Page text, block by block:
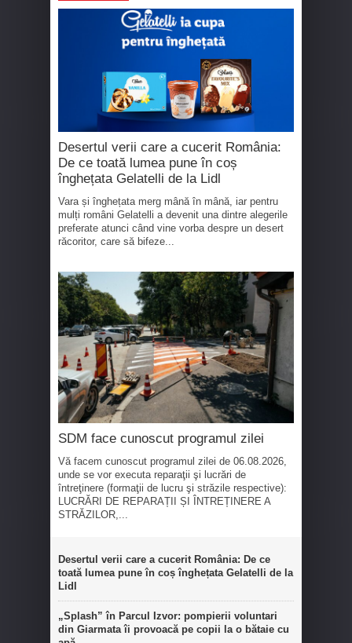
Desertul verii care a cucerit România:
De ce toată lumea pune în coș
înghețata Gelatelli de la Lidl
Vara și înghețata merg mână în mână, iar pentru
mulți români Gelatelli a devenit una dintre alegerile
preferate atunci când vine vorba despre un desert
răcoritor, care să bifeze...
SDM face cunoscut programul zilei
Vă facem cunoscut programul zilei de 06.08.2026,
unde se vor executa reparaţii şi lucrări de
întreţinere (formaţii de lucru şi străzile respective):
LUCRĂRI DE REPARAȚII ȘI ÎNTREȚINERE A
STRĂZILOR,...
Desertul verii care a cucerit România: De ce
toată lumea pune în coș înghețata Gelatelli de la
Lidl
„Splash” în Parcul Izvor: pompierii voluntari
din Giarmata îi provoacă pe copii la o bătaie cu